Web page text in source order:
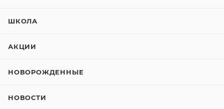
ШКОЛА
АКЦИИ
НОВОРОЖДЕННЫЕ
НОВОСТИ